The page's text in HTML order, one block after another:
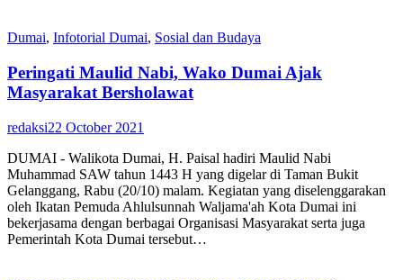
Dumai, Infotorial Dumai, Sosial dan Budaya
Peringati Maulid Nabi, Wako Dumai Ajak
Masyarakat Bersholawat
redaksi22 October 2021
DUMAI - Walikota Dumai, H. Paisal hadiri Maulid Nabi
Muhammad SAW tahun 1443 H yang digelar di Taman Bukit
Gelanggang, Rabu (20/10) malam. Kegiatan yang diselenggarakan
oleh Ikatan Pemuda Ahlulsunnah Waljama'ah Kota Dumai ini
bekerjasama dengan berbagai Organisasi Masyarakat serta juga
Pemerintah Kota Dumai tersebut…